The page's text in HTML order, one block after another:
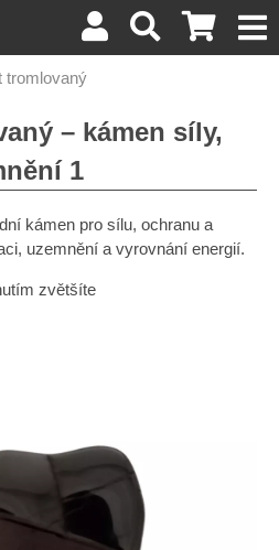
tromlovaný
– kámen síly,
1
kámen pro sílu, ochranu a
uzemnění a vyrovnání energií.
zvětšíte